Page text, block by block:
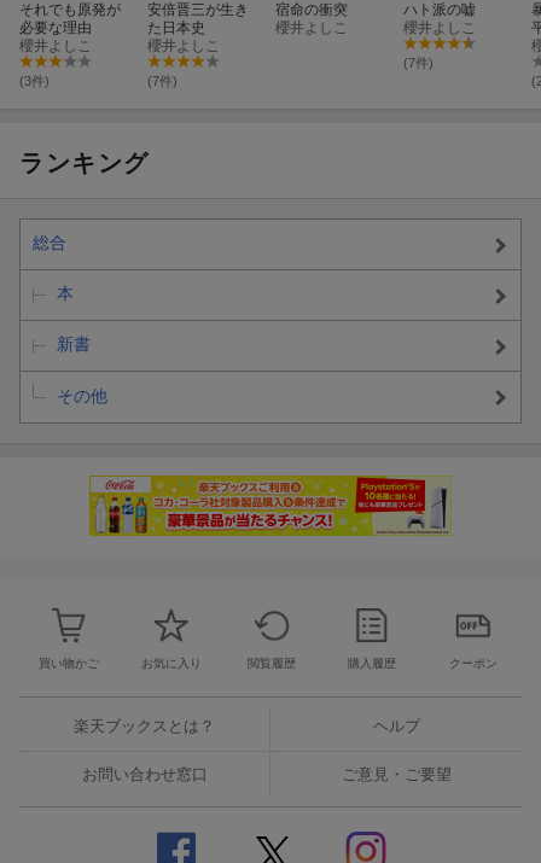
それでも原発が
必要な理由
櫻井よしこ
(3件)
安倍晋三が生き
た日本史
櫻井よしこ
(7件)
宿命の衝突
櫻井よしこ
ハト派の嘘
櫻井よしこ
(7件)
ランキング
総合
本
新書
その他
買い物かご お気に入り 閲覧履歴 購入履歴 クーポン
楽天ブックスとは？ ヘルプ
お問い合わせ窓口 ご意見・ご要望